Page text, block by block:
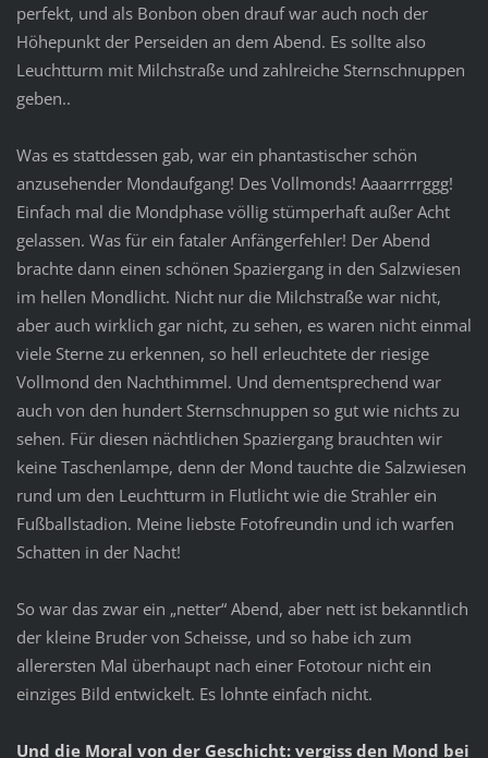
perfekt, und als Bonbon oben drauf war auch noch der
Höhepunkt der Perseiden an dem Abend. Es sollte also
Leuchtturm mit Milchstraße und zahlreiche Sternschnuppen
geben..
Was es stattdessen gab, war ein phantastischer schön
anzusehender Mondaufgang! Des Vollmonds! Aaaarrrrggg!
Einfach mal die Mondphase völlig stümperhaft außer Acht
gelassen. Was für ein fataler Anfängerfehler! Der Abend
brachte dann einen schönen Spaziergang in den Salzwiesen
im hellen Mondlicht. Nicht nur die Milchstraße war nicht,
aber auch wirklich gar nicht, zu sehen, es waren nicht einmal
viele Sterne zu erkennen, so hell erleuchtete der riesige
Vollmond den Nachthimmel. Und dementsprechend war
auch von den hundert Sternschnuppen so gut wie nichts zu
sehen. Für diesen nächtlichen Spaziergang brauchten wir
keine Taschenlampe, denn der Mond tauchte die Salzwiesen
rund um den Leuchtturm in Flutlicht wie die Strahler ein
Fußballstadion. Meine liebste Fotofreundin und ich warfen
Schatten in der Nacht!
So war das zwar ein „netter“ Abend, aber nett ist bekanntlich
der kleine Bruder von Scheisse, und so habe ich zum
allerersten Mal überhaupt nach einer Fototour nicht ein
einziges Bild entwickelt. Es lohnte einfach nicht.
Und die Moral von der Geschicht: vergiss den Mond bei